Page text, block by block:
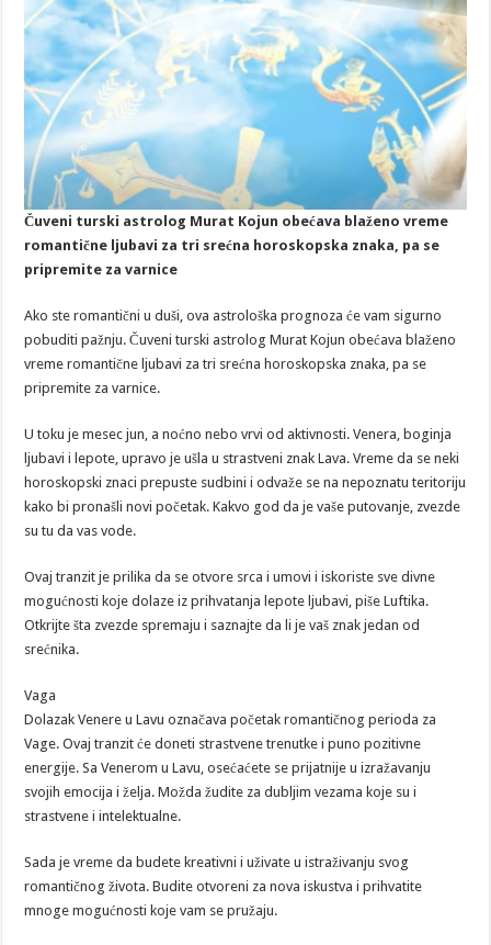
Čuveni turski astrolog Murat Kojun obećava blaženo vreme
romantične ljubavi za tri srećna horoskopska znaka, pa se
pripremite za varnice
Ako ste romantični u duši, ova astrološka prognoza će vam sigurno
pobuditi pažnju. Čuveni turski astrolog Murat Kojun obećava blaženo
vreme romantične ljubavi za tri srećna horoskopska znaka, pa se
pripremite za varnice.
U toku je mesec jun, a noćno nebo vrvi od aktivnosti. Venera, boginja
ljubavi i lepote, upravo je ušla u strastveni znak Lava. Vreme da se neki
horoskopski znaci prepuste sudbini i odvaže se na nepoznatu teritoriju
kako bi pronašli novi početak. Kakvo god da je vaše putovanje, zvezde
su tu da vas vode.
Ovaj tranzit je prilika da se otvore srca i umovi i iskoriste sve divne
mogućnosti koje dolaze iz prihvatanja lepote ljubavi, piše Luftika.
Otkrijte šta zvezde spremaju i saznajte da li je vaš znak jedan od
srećnika.
Vaga
Dolazak Venere u Lavu označava početak romantičnog perioda za
Vage. Ovaj tranzit će doneti strastvene trenutke i puno pozitivne
energije. Sa Venerom u Lavu, osećaćete se prijatnije u izražavanju
svojih emocija i želja. Možda žudite za dubljim vezama koje su i
strastvene i intelektualne.
Sada je vreme da budete kreativni i uživate u istraživanju svog
romantičnog života. Budite otvoreni za nova iskustva i prihvatite
mnoge mogućnosti koje vam se pružaju.